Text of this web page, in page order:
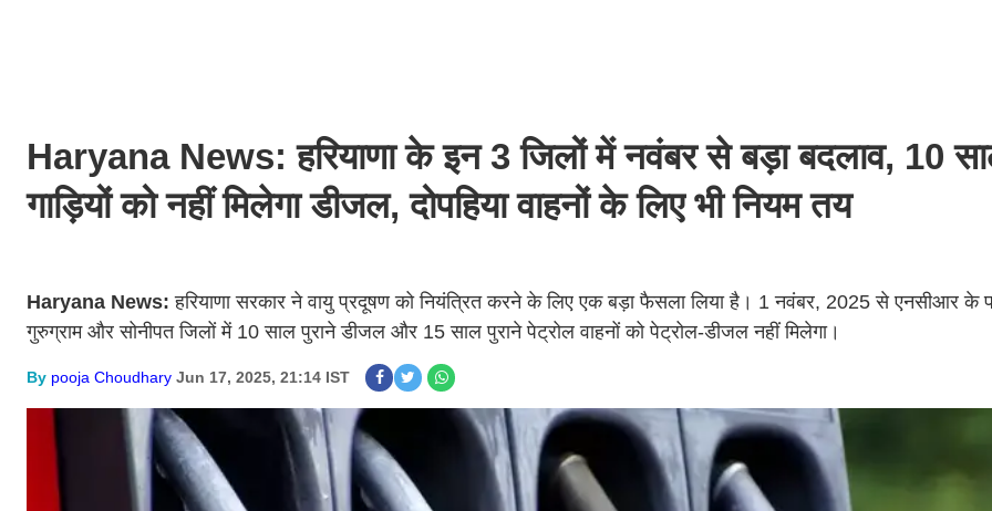
Haryana News: हरियाणा के इन 3 जिलों में नवंबर से बड़ा बदलाव, 10
गाड़ियों को नहीं मिलेगा डीजल, दोपहिया वाहनों के लिए भी नियम तय
Haryana News:हरियाणा सरकार ने वायु प्रदूषण को नियंत्रित करने के लिए एक बड़ा फैसला लिया है। 1 नवंबर, 2025 से एनसीआर के
गुरुग्राम और सोनीपत जिलों में 10 साल पुराने डीजल और 15 साल पुराने पेट्रोल वाहनों को पेट्रोल-डीजल नहीं मिलेगा।
By pooja Choudhary Jun 17, 2025, 21:14 IST